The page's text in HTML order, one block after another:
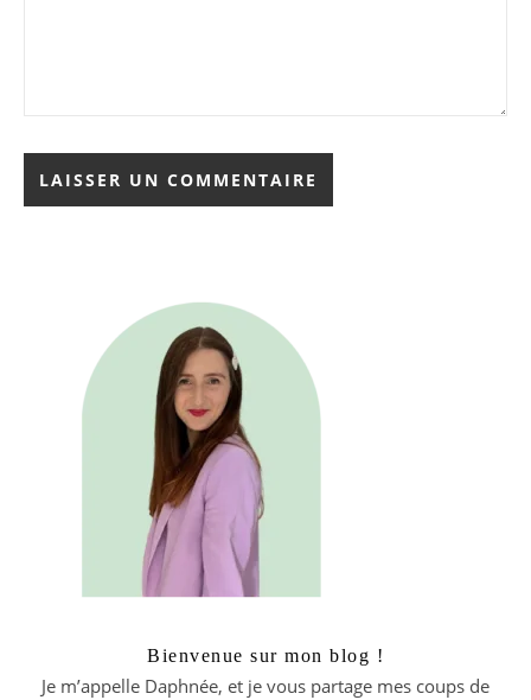
Bienvenue sur mon blog !
Je m’appelle Daphnée, et je vous partage mes coups de